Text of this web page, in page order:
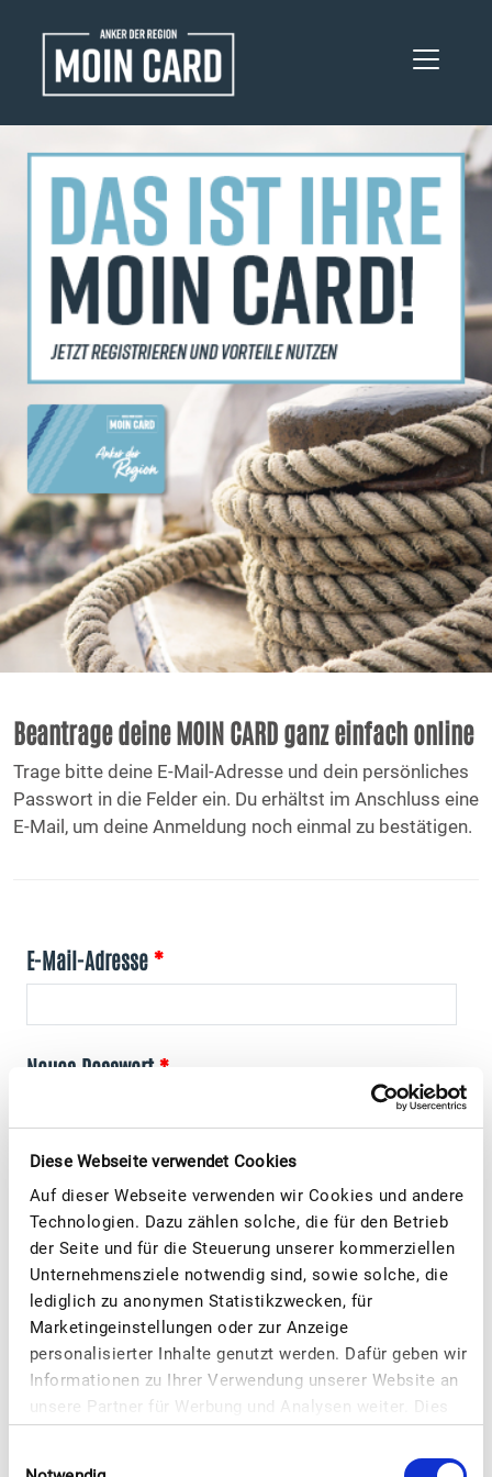
Diese Webseite verwendet Cookies
Auf dieser Webseite verwenden wir Cookies und andere
Technologien. Dazu zählen solche, die für den Betrieb
der Seite und für die Steuerung unserer kommerziellen
Unternehmensziele notwendig sind, sowie solche, die
lediglich zu anonymen Statistikzwecken, für
Marketingeinstellungen oder zur Anzeige
personalisierter Inhalte genutzt werden. Dafür geben wir
Informationen zu Ihrer Verwendung unserer Website an
unsere Partner für Werbung und Analysen weiter. Dies
Nutzungsprofile. Unsere Partner (vergleiche unter
Beantrage deine MOIN CARD ganz einfach online
Trage bitte deine E-Mail-Adresse und dein persönliches
Passwort in die Felder ein. Du erhältst im Anschluss eine
E-Mail, um deine Anmeldung noch einmal zu bestätigen.
E-Mail-Adresse
Neues Passwort
Passwort wiederholen
Captcha
Neues Konto anlegen